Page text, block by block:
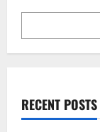
RECENT POSTS